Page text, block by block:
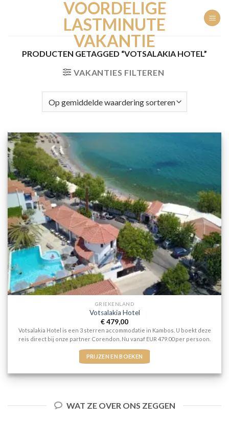
VOORDELIGE
LASTMINUTE
VAKANTIE
PRODUCTEN GETAGGED “VOTSALAKIA HOTEL”
VAKANTIES FILTEREN
GRIEKENLAND
Votsalakia Hotel
€479,00
Votsalakia Hotel is een 3 sterren accommodatie in Kambos. U boekt deze
reis direct bij onze partner Corendon. Nu vanaf EUR 479.00 per persoon.
PRIJZEN EN BOEKEN
WAT ZE OVER ONS ZEGGEN